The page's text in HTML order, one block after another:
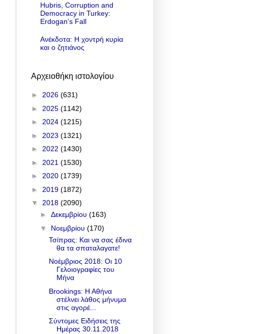
Hubris, Corruption and
Democracy in Turkey:
Erdogan’s Fall
Ανέκδοτα: Η χοντρή κυρία
και ο ζητιάνος
Αρχειοθήκη ιστολογίου
► 2026 (631)
► 2025 (1142)
► 2024 (1215)
► 2023 (1321)
► 2022 (1430)
► 2021 (1530)
► 2020 (1739)
► 2019 (1872)
▼ 2018 (2090)
► Δεκεμβρίου (163)
▼ Νοεμβρίου (170)
Τσίπρας: Και να σας έδινα
θα τα σπαταλαγατε!
Νοέμβριος 2018: Οι 10
Γελοιογραφίες του
Μήνα
Brookings: Η Αθήνα
στέλνει λάθος μήνυμα
στις αγορέ...
Σύντομες Ειδήσεις της
Ημέρας 30.11.2018